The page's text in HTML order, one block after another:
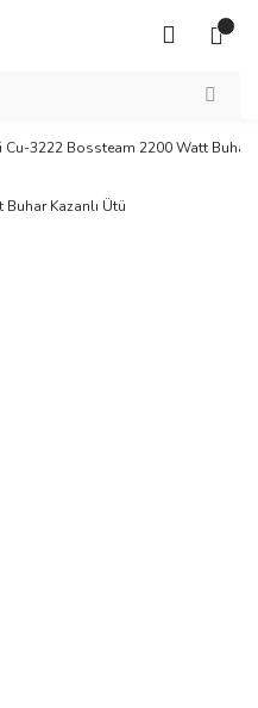
Cu-3222 Bossteam 2200 Watt Buhar